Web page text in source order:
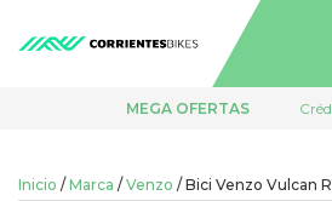
MEGA OFERTAS
Inicio / Marca / Venzo / Bici Venzo Vulcan R